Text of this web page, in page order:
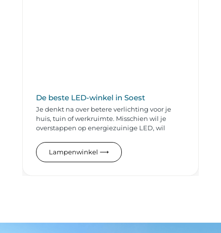
De beste LED-winkel in Soest
Je denkt na over betere verlichting voor je
huis, tuin of werkruimte. Misschien wil je
overstappen op energiezuinige LED, wil
Lampenwinkel ⟶